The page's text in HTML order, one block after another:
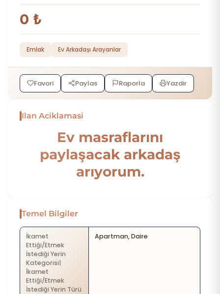
0 ₺
Emlak Ev Arkadaşı Arayanlar
Favori Paylas Raporla Yazdir
Ilan Aciklamasi
Ev masraflarını
paylaşacak arkadaş
arıyorum.
Temel Bilgiler
İkamet
Ettiği/Etmek
İstediği Yerin
Kategorisi|
İkamet
Ettiği/Etmek
İstediği Yerin Türü
Apartman, Daire